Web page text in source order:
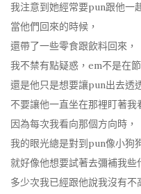
我注意到她經常要pun跟他一
當他們回來的時候，
還帶了一些零食跟飲料回來，
我不禁有點疑惑，em不是在
還是他只是想要讓pun出去透
不要讓他一直坐在那裡盯著我
因為每次我看向那個方向時，
我的眼光總是對到pun像小狗
就好像他想要試著去彌補我些
多少次我已經跟他說我沒有不